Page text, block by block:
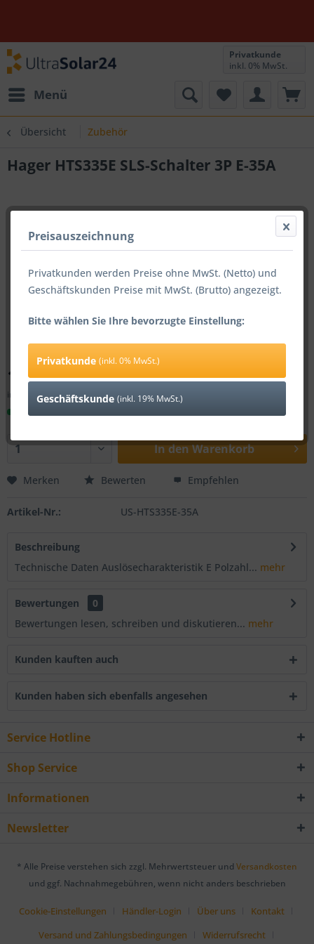
Menü
Privatkunde
inkl. 0% MwSt.
Übersicht Zubehör
Hager HTS335E SLS-Schalter 3P E-35A
117,81 € *
inkl. 0% MwSt. zzgl. Versandkosten
Sofort versandfertig, Lieferzeit ca. 1-3 Werktage
In den Warenkorb
Merken Bewerten Empfehlen
Artikel-Nr.: US-HTS335E-35A
Beschreibung
Technische Daten Auslösecharakteristik E Polzahl... mehr
Bewertungen
0
Bewertungen lesen, schreiben und diskutieren... mehr
Kunden kauften auch
Kunden haben sich ebenfalls angesehen
Service Hotline
Shop Service
Informationen
Newsletter
* Alle Preise verstehen sich zzgl. Mehrwertsteuer und Versandkosten
und ggf. Nachnahmegebühren, wenn nicht anders beschrieben
Cookie-Einstellungen Händler-Login Über uns
Kontakt
Versand und Zahlungsbedingungen
Widerrufsrecht
Preisauszeichnung
Privatkunden werden Preise ohne MwSt. (Netto) und
Geschäftskunden Preise mit MwSt. (Brutto) angezeigt.
Bitte wählen Sie Ihre bevorzugte Einstellung:
Privatkunde (inkl. 0% MwSt.)
Geschäftskunde (inkl. 19% MwSt.)